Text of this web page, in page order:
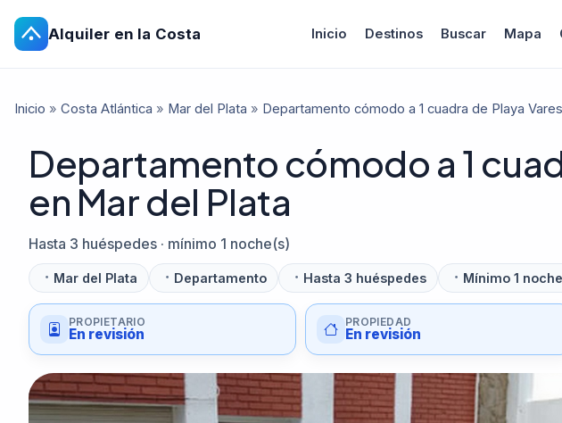
Alquiler en la Costa Inicio Destinos Buscar Mapa
Inicio » Costa Atlántica » Mar del Plata » Departamento cómodo a 1 cuadra de Playa
Departamento cómodo a 1
en Mar del Plata
Hasta 3 huéspedes · mínimo 1 noche(s)
Mar del Plata Departamento Hasta 3 huéspedes Mínimo 1
PROPIETARIO
En revisión
PROPIEDAD
En revisión